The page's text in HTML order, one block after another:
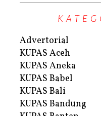
Advertorial
KUPAS Aceh
KUPAS Aneka
KUPAS Babel
KUPAS Bali
KUPAS Bandung